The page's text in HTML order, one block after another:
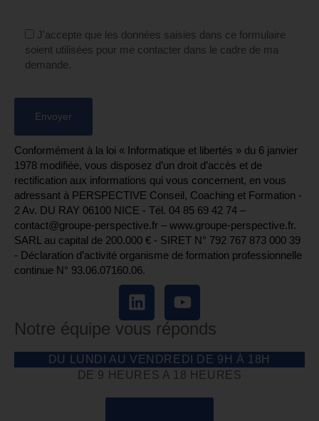
J'accepte que les données saisies dans ce formulaire
soient utilisées pour me contacter dans le cadre de ma
demande.
Conformément à la loi « Informatique et libertés » du 6 janvier
1978 modifiée, vous disposez d’un droit d’accès et de
rectification aux informations qui vous concernent, en vous
adressant à PERSPECTIVE Conseil, Coaching et Formation -
2 Av. DU RAY 06100 NICE - Tél. 04 85 69 42 74⁩ –
contact@groupe-perspective.fr – www.groupe-perspective.fr.
SARL au capital de 200.000 € - SIRET N° 792 767 873 000 39
- Déclaration d’activité organisme de formation professionnelle
continue N° 93.06.07160.06.
Notre équipe vous réponds
DU LUNDI AU VENDREDI DE 9H À 18H
DE 9 HEURES A 18 HEURES